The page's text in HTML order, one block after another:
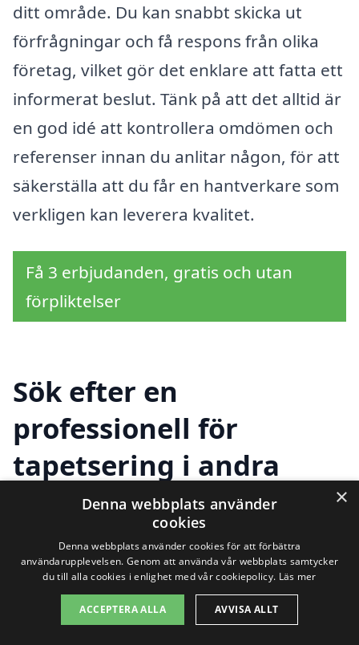
ditt område. Du kan snabbt skicka ut
förfrågningar och få respons från olika
företag, vilket gör det enklare att fatta ett
informerat beslut. Tänk på att det alltid är
en god idé att kontrollera omdömen och
referenser innan du anlitar någon, för att
säkerställa att du får en hantverkare som
verkligen kan leverera kvalitet.
Få 3 erbjudanden, gratis och utan
förpliktelser
Sök efter en
professionell för
tapetsering i andra
städer nära Forsbacka
Att hitta rätt hjälp för tapetsering i
Forsbacka kan ibland kännas
överväldigande. Men det behöver inte
×
Denna webbplats använder
cookies
Denna webbplats använder cookies för att förbättra
användarupplevelsen. Genom att använda vår webbplats samtycker
du till alla cookies i enlighet med vår cookiepolicy. Läs mer
ACCEPTERA ALLA AVVISA ALLT